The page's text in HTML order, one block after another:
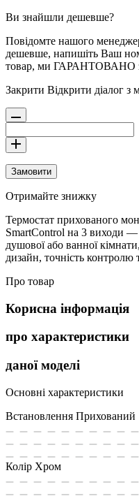
Ви знайшли дешевше?
Повідомте нашого
дешевше, напишіть Ваш
товар, ми ГАРАНТОВАНО
Закрити Відкрити діалог з
Замовити
Отримайте знижку
Термостат прихованого
SmartControl на 3 виходи —
душової або ванної
дизайн, точність контролю
Про товар
Корисна інформація
про характеристики
даної моделі
Основні характеристики
Встановлення Прихований
Колір Хром